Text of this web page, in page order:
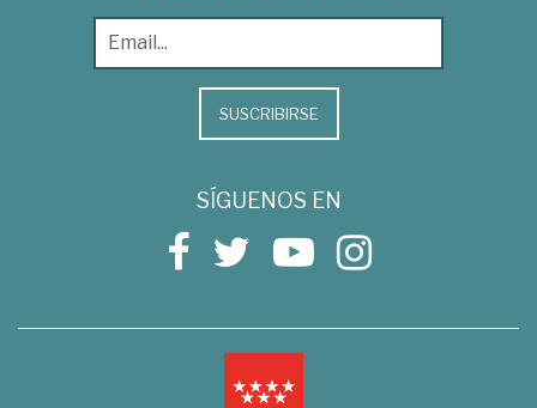
SUSCRIBIRSE
SÍGUENOS EN